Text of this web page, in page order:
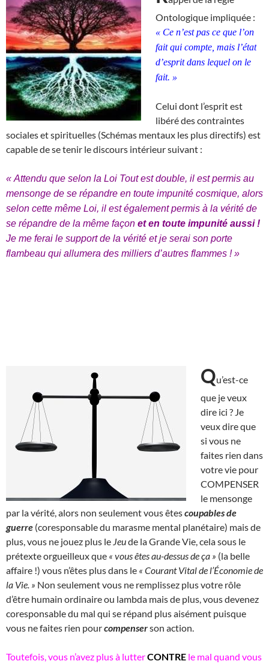
Ontologique impliquée :
« Ce n’est pas ce que l’on
fait qui compte, mais l’état
d’esprit dans lequel on le
fait. »
Celui dont l’esprit est
libéré des contraintes
sociales et spirituelles (Schémas mentaux les plus directifs) est
capable de se tenir le discours intérieur suivant :
« Attendu que selon la Loi Tout est double, il est permis au
mensonge de se répandre en toute impunité cosmique, alors
selon cette même Loi, il est également permis à la vérité de
se répandre de la même façon et en toute impunité aussi !
Je me ferai le support de la vérité et je serai son porte
flambeau qui allumera des milliers d’autres flammes ! »
Qu’est-ce
que je veux
dire ici ? Je
veux dire que
si vous ne
faites rien dans
votre vie pour
COMPENSER
le mensonge
par la vérité, alors non seulement vous êtescoupables de
guerre (coresponsable du marasme mental planétaire) mais de
plus, vous ne jouez plus le Jeude la Grande Vie, cela sous le
prétexte orgueilleux que « vous êtes au-dessus de ça » (la belle
affaire !) vous n’êtes plus dans le « Courant Vital de l’Économie de
la Vie. » Non seulement vous ne remplissez plus votre rôle
d’être humain ordinaire ou lambda mais de plus, vous devenez
coresponsable du mal qui se répand plus aisément puisque
vous ne faites rien pourcompenserson action.
Toutefois, vous n’avez plus à lutterCONTRE le mal quand vous